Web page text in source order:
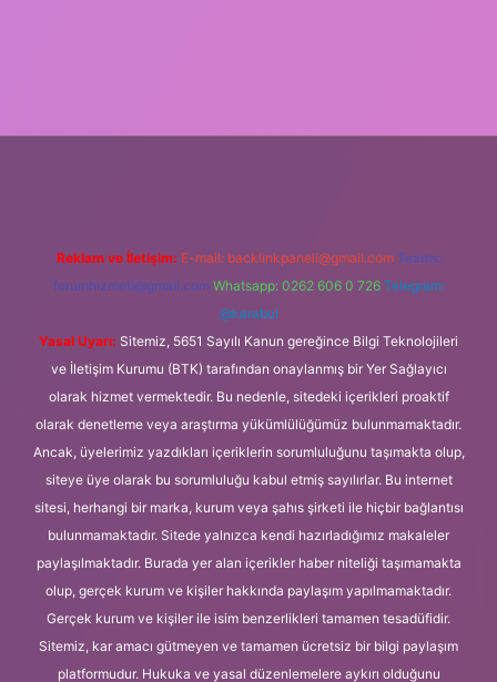
Reklam ve İletişim: E-mail: backlinkpaneli@gmail.com Teams:
forumhizmeti@gmail.com Whatsapp: 0262 606 0 726 Telegram:
@karabul
Yasal Uyarı: Sitemiz, 5651 Sayılı Kanun gereğince Bilgi Teknolojileri
ve İletişim Kurumu (BTK) tarafından onaylanmış bir Yer Sağlayıcı
olarak hizmet vermektedir. Bu nedenle, sitedeki içerikleri proaktif
olarak denetleme veya araştırma yükümlülüğümüz bulunmamaktadır.
Ancak, üyelerimiz yazdıkları içeriklerin sorumluluğunu taşımakta olup,
siteye üye olarak bu sorumluluğu kabul etmiş sayılırlar. Bu internet
sitesi, herhangi bir marka, kurum veya şahıs şirketi ile hiçbir bağlantısı
bulunmamaktadır. Sitede yalnızca kendi hazırladığımız makaleler
paylaşılmaktadır. Burada yer alan içerikler haber niteliği taşımamakta
olup, gerçek kurum ve kişiler hakkında paylaşım yapılmamaktadır.
Gerçek kurum ve kişiler ile isim benzerlikleri tamamen tesadüfidir.
Sitemiz, kar amacı gütmeyen ve tamamen ücretsiz bir bilgi paylaşım
platformudur. Hukuka ve yasal düzenlemelere aykırı olduğunu